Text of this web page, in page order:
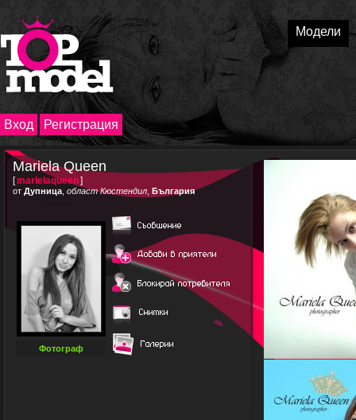
Модели
Вход Регистрация
Mariela Queen
[marielaqueen]
от Дупница област Кюстендил България
Фотограф